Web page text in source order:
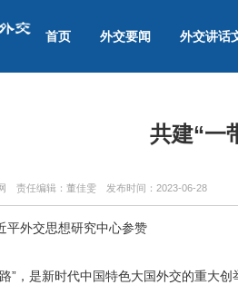
首页 外交要闻 外交讲话
共建“一
责任编辑：董佳雯 发布时间： 2023-06-28
平外交思想研究中心参赞
”，是新时代中国特色大国外交的重大